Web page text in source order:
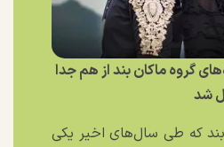
گروه ماکان بند از هم جدا
شد
که طی سال‌های اخیر یکی